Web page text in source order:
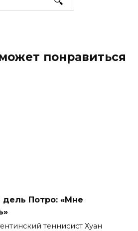
понравиться
дель Потро: «Мне
теннисист Хуан